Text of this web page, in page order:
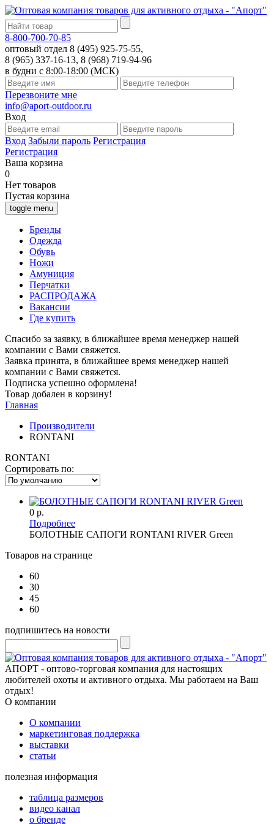
8-800-700-70-85
оптовый отдел 8 (495) 925-75-55,
8 (965) 337-16-13, 8 (968) 719-94-96
в будни с 8:00-18:00 (МСК)
Перезвоните мне
info@aport-outdoor.ru
Вход
Вход Забыли пароль Регистрация
Регистрация
Ваша корзина
0
Нет товаров
Пустая корзина
toggle menu
Бренды
Одежда
Обувь
Ножи
Амуниция
Перчатки
РАСПРОДАЖА
Вакансии
Где купить
Спасибо за заявку, в ближайшее время менеджер нашей
компании с Вами свяжется.
Заявка принята, в ближайшее время менеджер нашей
компании с Вами свяжется.
Подписка успешно оформлена!
Товар добален в корзину!
Главная
Производители
RONTANI
RONTANI
Сортировать по:
0 р.
Подробнее
БОЛОТНЫЕ САПОГИ RONTANI RIVER Green
Товаров на странице
60
30
45
60
подпишитесь на новости
АПОРТ - оптово-торговая компания для настоящих
любителей охоты и активного отдыха. Мы работаем на Ваш
отдых!
О компании
О компании
маркетинговая поддержка
выставки
статьи
полезная информация
таблица размеров
видео канал
о бренде